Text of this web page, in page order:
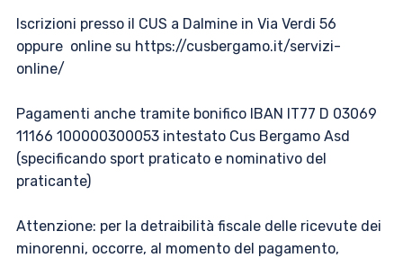
Iscrizioni presso il CUS a Dalmine in Via Verdi 56
oppure online su https://cusbergamo.it/servizi-
online/
Pagamenti anche tramite bonifico IBAN IT77 D 03069
11166 100000300053 intestato Cus Bergamo Asd
(specificando sport praticato e nominativo del
praticante)
Attenzione: per la detraibilità fiscale delle ricevute dei
minorenni, occorre, al momento del pagamento,